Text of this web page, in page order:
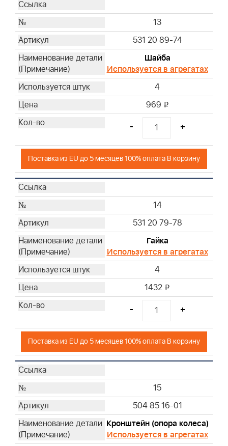
13
531 20 89-74
Шайба
Используется в агрегатах
4
969 i
- +
Поставка из EU до 5 месяцев 100% оплата В корзину
14
531 20 79-78
Гайка
Используется в агрегатах
4
1432 i
- +
Поставка из EU до 5 месяцев 100% оплата В корзину
15
504 85 16-01
Кронштейн (опора колеса)
Используется в агрегатах